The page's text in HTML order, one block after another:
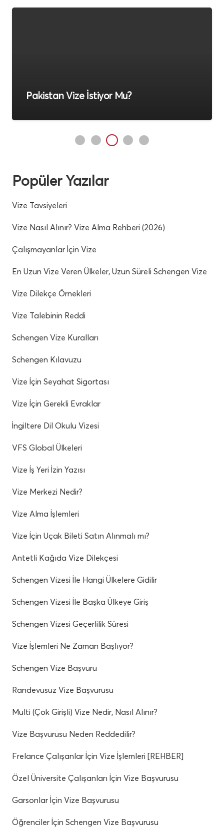
Pakistan Vize İstiyor Mu?
Popüler Yazılar
Vize Tavsiyeleri
Vize Nasıl Alınır? Vize Alma Rehberi (2026)
Çalışmayanlar İçin Vize
En Uzun Vize Veren Ülkeler, Uzun Süreli Schengen Vize
Vize Dilekçe Örnekleri
Vize Talebinin Reddi
Schengen Vize Kuralları
Schengen Kılavuzu
Vize İçin Seyahat Sigortası
Vize İçin Gerekli Evraklar
İngiltere Dil Okulu Vizesi
VFS Global Ülkeleri
Vize İş Yeri İzin Yazısı
Vize Merkezi Nedir?
Vize Alma İşlemleri
Vize İçin Uçak Bileti Satın Alınmalı mı?
Antetli Kağıda Vize Dilekçesi
Schengen Vizesi İle Hangi Ülkelere Gidilir
Schengen Vizesi İle Başka Ülkeye Giriş
Schengen Vizesi Geçerlilik Süresi
Vize İşlemleri Ne Zaman Başlıyor?
Schengen Vize Başvuru
Randevusuz Vize Başvurusu
Multi (Çok Girişli) Vize Nedir, Nasıl Alınır?
Vize Başvurusu Neden Reddedilir?
Frelance Çalışanlar İçin Vize İşlemleri [REHBER]
Özel Üniversite Çalışanları İçin Vize Başvurusu
Garsonlar İçin Vize Başvurusu
Öğrenciler İçin Schengen Vize Başvurusu